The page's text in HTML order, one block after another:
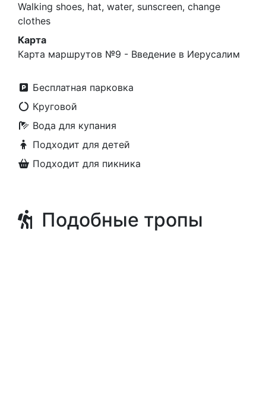
Walking shoes, hat, water, sunscreen, change
clothes
Карта
Карта маршрутов №9 - Введение в Иерусалим
Бесплатная парковка
Круговой
Вода для купания
Подходит для детей
Подходит для пикника
Подобные тропы